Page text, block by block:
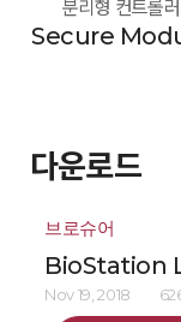
분리형 컨트롤러
Secure
다운로드
브로슈어
BioStation
Nov 19, 2018